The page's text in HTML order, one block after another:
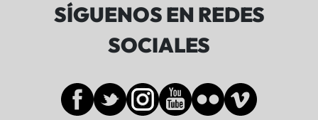
SÍGUENOS EN REDES
SOCIALES